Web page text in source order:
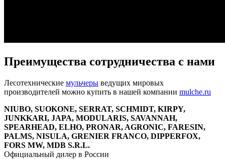
Преимущества сотрудничества с нами
Лесотехнические мульчеры ведущих мировых
производителей можно купить в нашей компании mulche.ru
NIUBO, SUOKONE, SERRAT, SCHMIDT, KIRPY,
JUNKKARI, JAPA, MODULARIS, SAVANNAH,
SPEARHEAD, ELHO, PRONAR, AGRONIC, FARESIN,
PALMS, NISULA, GRENIER FRANCO, DIPPERFOX,
FORS MW, MDB S.R.L.
Официальный дилер в России